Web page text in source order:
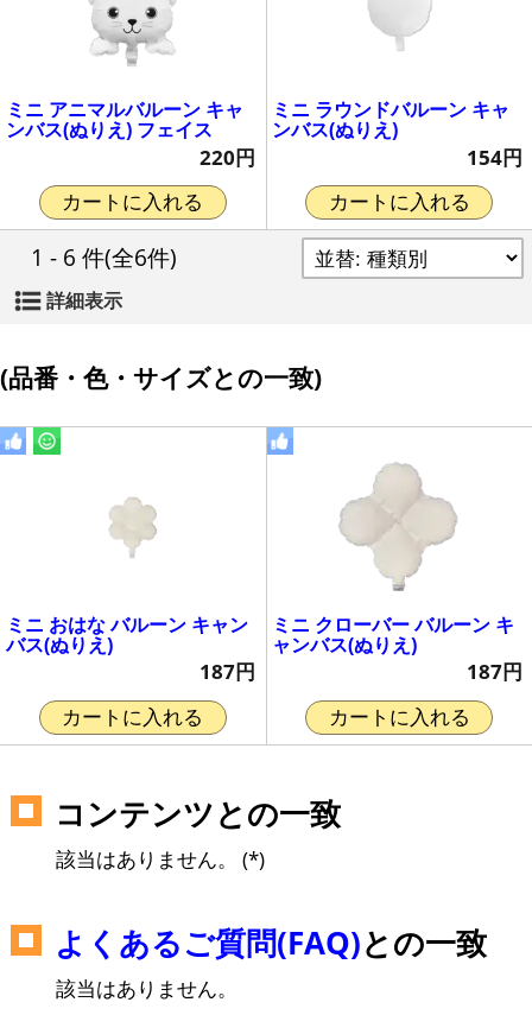
ミニ アニマルバルーン キャ
ンバス(ぬりえ) フェイス
220円
カートに入れる
ミニ ラウンドバルーン キャ
ンバス(ぬりえ)
154円
カートに入れる
1 - 6 件(全6件)
詳細表示
(品番・色・サイズとの一致)
ミニ おはな バルーン キャン
バス(ぬりえ)
187円
カートに入れる
ミニ クローバー バルーン キ
ャンバス(ぬりえ)
187円
カートに入れる
コンテンツとの一致
該当はありません。 (*)
よくあるご質問(FAQ)との一致
該当はありません。